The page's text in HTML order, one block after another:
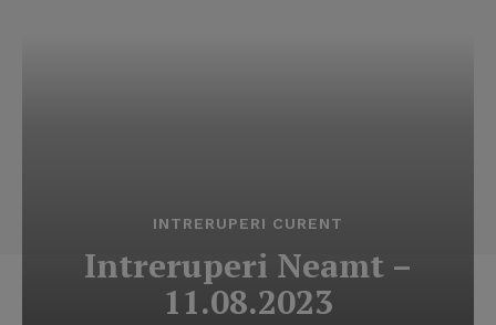
INTRERUPERI CURENT
Intreruperi Neamt –
11.08.2023